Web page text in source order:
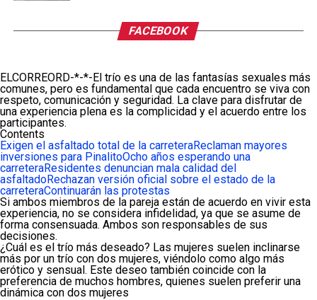
FACEBOOK
ELCORREORD-*-*-El trío es una de las fantasías sexuales más
comunes, pero es fundamental que cada encuentro se viva con
respeto, comunicación y seguridad. La clave para disfrutar de
una experiencia plena es la complicidad y el acuerdo entre los
participantes.
Contents
Exigen el asfaltado total de la carreteraReclaman mayores
inversiones para PinalitoOcho años esperando una
carreteraResidentes denuncian mala calidad del
asfaltadoRechazan versión oficial sobre el estado de la
carreteraContinuarán las protestas
Si ambos miembros de la pareja están de acuerdo en vivir esta
experiencia, no se considera infidelidad, ya que se asume de
forma consensuada. Ambos son responsables de sus
decisiones.
¿Cuál es el trío más deseado? Las mujeres suelen inclinarse
más por un trío con dos mujeres, viéndolo como algo más
erótico y sensual. Este deseo también coincide con la
preferencia de muchos hombres, quienes suelen preferir una
dinámica con dos mujeres